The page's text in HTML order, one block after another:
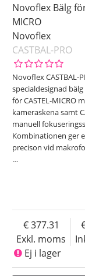
Novoflex Bälg
MICRO
Novoflex
CASTBAL-PRO
Novoflex CASTBAL-
specialdesignad
för CASTEL-MICRO
kameraskena samt
manuell
Kombinationen ger
precison vid
…
Exkl. moms
377.31
Ej i lager